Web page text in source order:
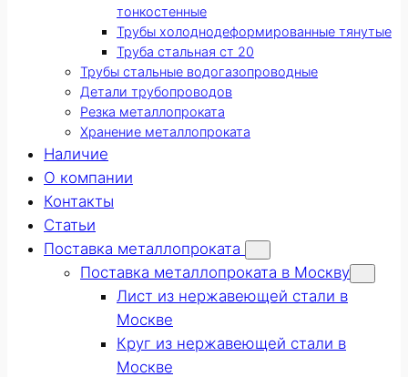
тонкостенные
Трубы холоднодеформированные тянутые
Труба стальная ст 20
Трубы стальные водогазопроводные
Детали трубопроводов
Резка металлопроката
Хранение металлопроката
Наличие
О компании
Контакты
Статьи
Поставка металлопроката
Поставка металлопроката в Москву
Лист из нержавеющей стали в
Москве
Круг из нержавеющей стали в
Москве